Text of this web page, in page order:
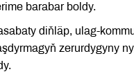
barabar boldy.
diňläp, ulag-
zerurdygyny